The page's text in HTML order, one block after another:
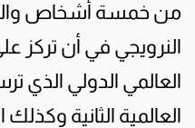
من خمسة أشخاص والتي
النرويجي في أن تركز
العالمي الدولي الذي
العالمية الثانية وكذلك